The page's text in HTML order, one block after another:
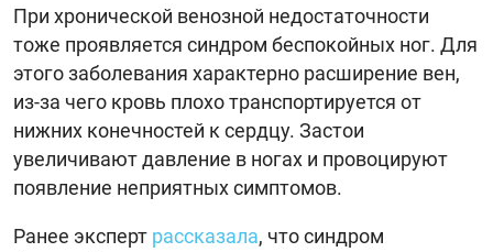
При хронической венозной недостаточности
тоже проявляется синдром беспокойных ног. Для
этого заболевания характерно расширение вен,
из-за чего кровь плохо транспортируется от
нижних конечностей к сердцу. Застои
увеличивают давление в ногах и провоцируют
появление неприятных симптомов.
Ранее эксперт рассказала, что синдром